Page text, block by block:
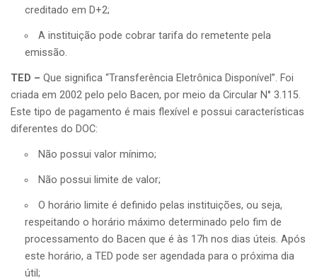
creditado em D+2;
A instituição pode cobrar tarifa do remetente pela
emissão.
TED – Que significa “Transferência Eletrônica Disponível”. Foi
criada em 2002 pelo pelo Bacen, por meio da Circular N° 3.115.
Este tipo de pagamento é mais flexível e possui características
diferentes do DOC:
Não possui valor mínimo;
Não possui limite de valor;
O horário limite é definido pelas instituições, ou seja,
respeitando o horário máximo determinado pelo fim de
processamento do Bacen que é às 17h nos dias úteis. Após
este horário, a TED pode ser agendada para o próxima dia
útil;